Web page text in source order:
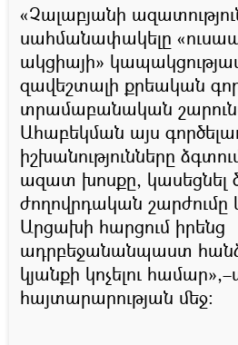
«Չալաբյանի
սահմանափակելը
ակցիայի»
զավեշտալի քրեական
տրամաբանական
Ահաբեկման այս
իշխանությունները
ազատ խոսքը, կասեցնել
ժողովրդական շարժումը
Արցախի հարցում իրենց
ադրբեջանանպաստ
կյանքի կոչելու
հայտարարության մեջ։